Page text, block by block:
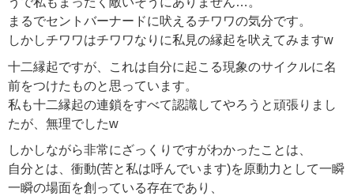
まるでセントバーナードに吠えるチワワの気分です。
しかしチワワはチワワなりに私見の縁起を吠えてみますw
十二縁起ですが、これは自分に起こる現象のサイクルに名
前をつけたものと思っています。
私も十二縁起の連鎖をすべて認識してやろうと頑張りまし
たが、無理でしたw
しかしながら非常にざっくりですがわかったことは、
自分とは、衝動(苦と私は呼んでいます)を原動力として一瞬
一瞬の場面を創っている存在であり、